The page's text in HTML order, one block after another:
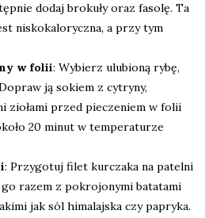
dodaj brokuły oraz fasolę. Ta
niskokaloryczna, a przy tym
w folii: Wybierz ulubioną rybę,
ją sokiem z cytryny,
ziołami przed pieczeniem w folii
20 minut w temperaturze
: Przygotuj filet kurczaka na patelni
razem z pokrojonymi batatami
jak sól himalajska czy papryka.